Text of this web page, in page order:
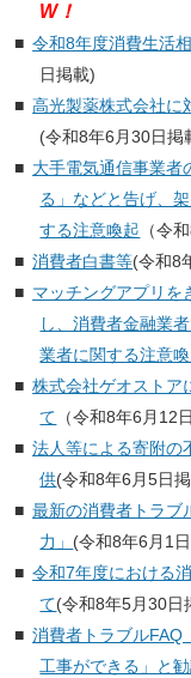
W！
令和8年度消費生活
日掲載)
高光製薬株式会社に
(令和8年6月30日掲
大手電気通信事業者
る」などと告げ、
する注意喚起 （令
消費者白書等(令和8
マッチングアプリを
し、消費者金融業
業者に関する注意
株式会社ゲオストア
て （令和8年6月12
法人等による寄附の
供(令和8年6月5日
最新の消費者トラブ
力」 (令和8年6月1
令和7年度における
て(令和8年5月30日
消費者トラブル
工事ができる」と